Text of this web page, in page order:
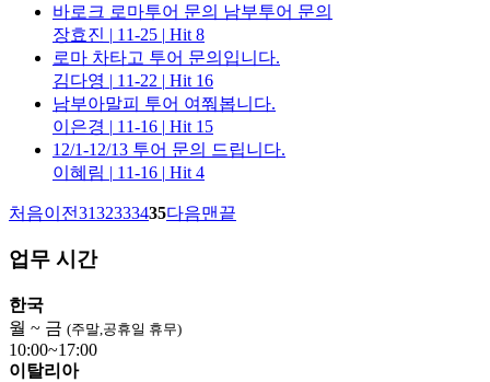
바로크 로마투어 문의 남부투어 문의
장효진 | 11-25 | Hit 8
로마 차타고 투어 문의입니다.
김다영 | 11-22 | Hit 16
남부아말피 투어 여쭤봅니다.
이은경 | 11-16 | Hit 15
12/1-12/13 투어 문의 드립니다.
이혜림 | 11-16 | Hit 4
처음이전3132333435다음맨끝
업무 시간
한국
월 ~ 금 (주말,공휴일 휴무)
10:00~17:00
이탈리아